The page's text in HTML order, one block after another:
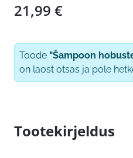
21,99 €
Toode "Šampoon
on laost otsas ja pole
Tootekirjeldus